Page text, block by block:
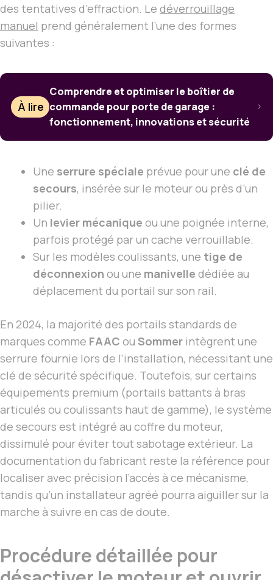
des tentatives d’effraction. Le déverrouillage
manuel prend généralement l’une des formes
suivantes :
À lire
Comprendre et optimiser le boîtier de
commande pour porte de garage :
fonctionnement, innovations et sécurité
Une serrure spéciale prévue pour une clé de
secours, insérée sur le moteur ou près d’un
pilier.
Un levier mécanique ou une poignée interne,
parfois protégé par un cache verrouillable.
Sur les modèles coulissants, une tige de
déconnexion ou une manivelle dédiée au
déplacement du portail sur son rail.
En 2024, la majorité des portails standards de
marques comme FAAC ou Sommer intègrent une
serrure fournie lors de l’installation, nécessitant une
clé de sécurité spécifique. Toutefois, sur certains
équipements premium (portails battants à bras
articulés ou coulissants haut de gamme), le système
de secours est intégré au coffre du moteur,
dissimulé pour éviter tout sabotage extérieur. La
documentation du fabricant reste la référence pour
localiser avec précision l’accès à ce mécanisme,
tandis qu’un installateur agréé pourra aiguiller sur la
marche à suivre en cas de doute.
Procédure détaillée pour